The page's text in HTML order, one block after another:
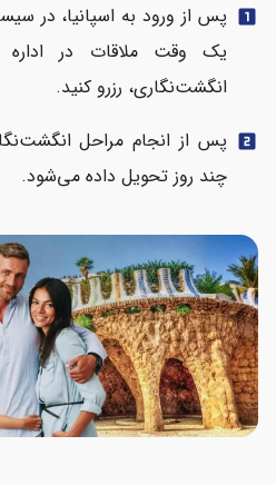
looks_one
یک وقت ملاقات در اداره
انگشت‌نگاری، رزرو کنید.
looks_two
چند روز تحویل داده می‌شود.